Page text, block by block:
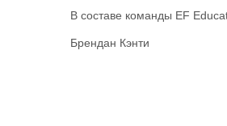
В составе команды EF
Брендан Кэнти